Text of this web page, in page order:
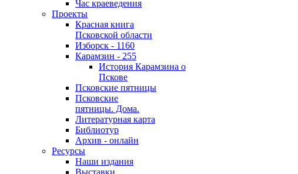
Час краеведения
Проекты
Красная книга
Псковской области
Изборск - 1160
Карамзин - 255
История Карамзина о
Пскове
Псковские пятницы
Псковские
пятницы. Дома.
Литературная карта
Библиотур
Архив - онлайн
Ресурсы
Наши издания
Выставки